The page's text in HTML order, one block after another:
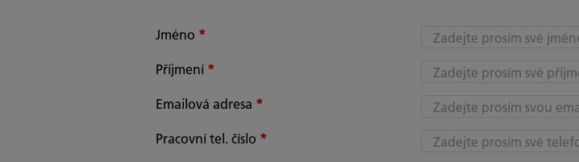
Jméno *
Příjmení *
Emailová adresa *
Pracovní tel. číslo *